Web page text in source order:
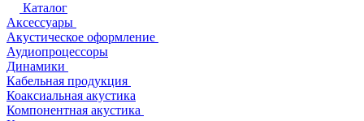
Каталог
Аксессуары
Акустическое оформление
Аудиопроцессоры
Динамики
Кабельная продукция
Коаксиальная акустика
Компонентная акустика